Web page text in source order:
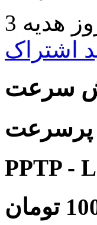
روز هدیه
اشتراک
سرعت
پرسرعت
PPTP -
تومان